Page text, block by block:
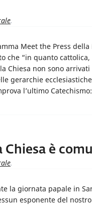
.
Meet the Press della
che “in quanto
Chiesa non sono
gerarchie
l’ultimo
è
.
la giornata papale in
esponente del